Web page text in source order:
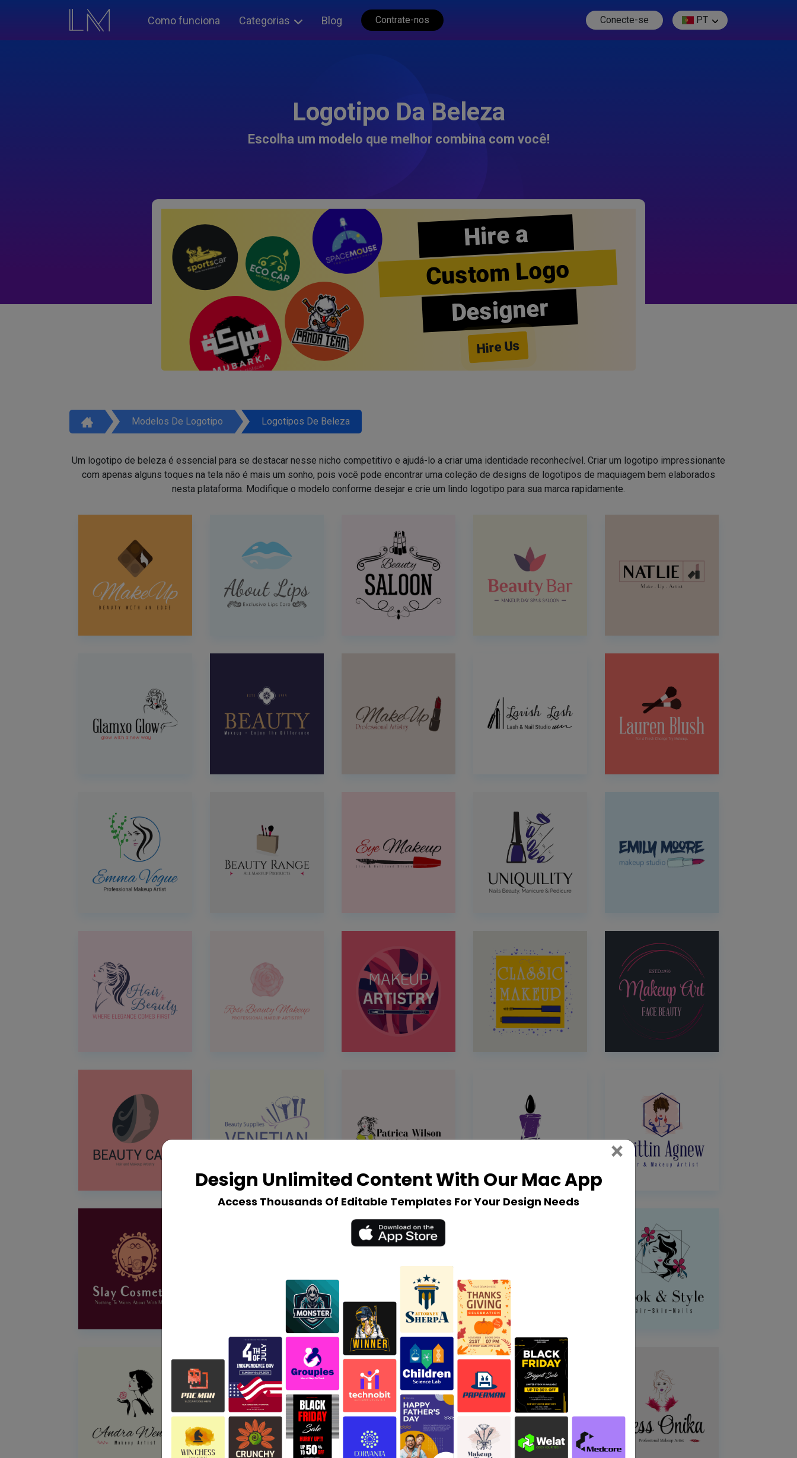
Como funciona Categorias Blog Contrate-nos Conecte-se PT
Logotipo Da Beleza
Escolha um modelo que melhor combina com você!
Hire a
Custom Logo
Designer
Hire Us
Modelos De Logotipo Logotipos De Beleza
Um logotipo de beleza é essencial para se destacar nesse nicho competitivo e ajudá-lo a criar uma identidade reconhecível. Criar um logotipo impressionante
com apenas alguns toques na tela não é mais um sonho, pois você pode encontrar uma coleção de designs de logotipos de maquiagem bem elaborados
nesta plataforma. Modifique o modelo conforme desejar e crie um lindo logotipo para sua marca rapidamente.
Design Unlimited Content With Our Mac App
Access Thousands Of Editable Templates For Your Design Needs
× Close